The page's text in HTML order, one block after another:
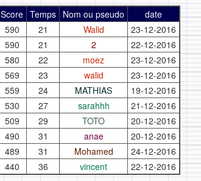
Score Temps Nom ou pseudo
date
590 21 Walid
23-12-2016
590 21 2
22-12-2016
580 22 moez
23-12-2016
569 23 walid
23-12-2016
559 24 MATHIAS
19-12-2016
530 27 sarahhh
21-12-2016
509 29 TOTO
20-12-2016
490 31 anae
20-12-2016
489 31 Mohamed
24-12-2016
440 36 vincent 22-12-2016